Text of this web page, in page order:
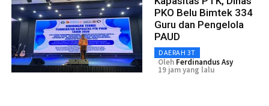
PKO Belu Bimtek 334
Guru dan Pengelola
PAUD
DAERAH 3T
Oleh Ferdinandus Asy
19 jam yang lalu